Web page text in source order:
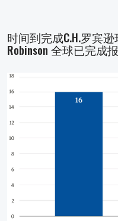
时间到完成C.H.罗宾
Robinson 全球已完成